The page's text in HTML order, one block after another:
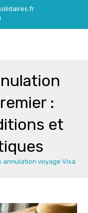
:
et
annulation voyage Visa